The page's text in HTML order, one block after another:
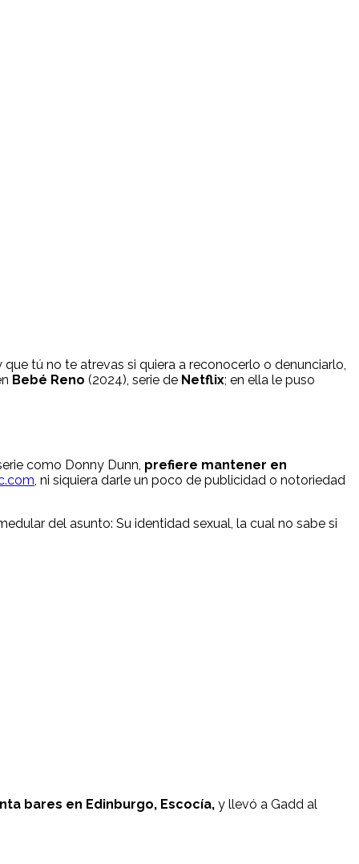
tú no te atrevas si quiera a reconocerlo o denunciarlo,
Bebé Reno (2024), serie de Netflix; en ella le puso
como Donny Dunn, prefiere mantener en
, ni siquiera darle un poco de publicidad o notoriedad
del asunto: Su identidad sexual, la cual no sabe si
bares en Edinburgo, Escocía, y llevó a Gadd al